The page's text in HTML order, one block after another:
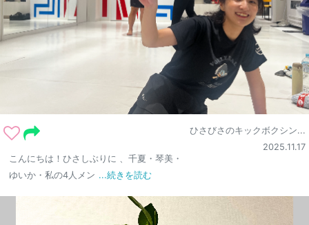
ひさびさのキックボクシン...
2025.11.17
こんにちは！ひさしぶりに 、千夏・琴美・
ゆいか・私の4人メン ...続きを読む